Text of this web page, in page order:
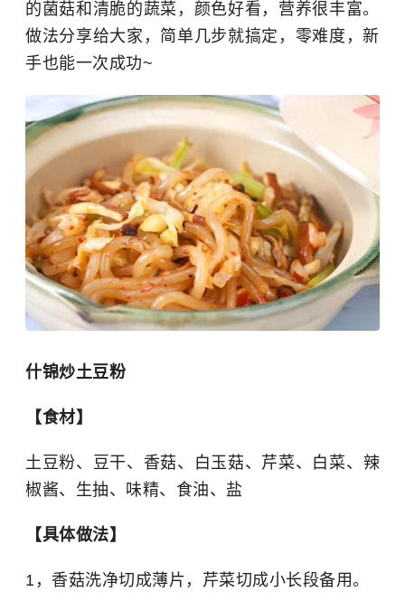
的菌菇和清脆的蔬菜，颜色好看，营养很丰富。
做法分享给大家，简单几步就搞定，零难度，新
手也能一次成功~
什锦炒土豆粉
【食材】
土豆粉、豆干、香菇、 白玉菇、芹菜、白菜、辣
椒酱、生抽、味精、食油、盐
【具体做法】
1，香菇洗净切成薄片，芹菜切成小长段备用。